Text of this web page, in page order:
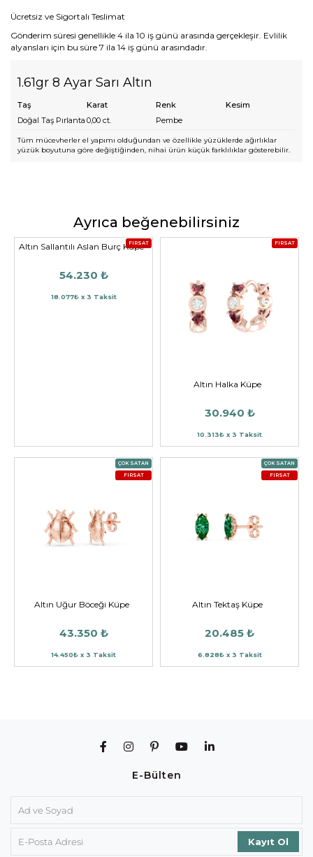
Ücretsiz ve Sigortalı Teslimat
Gönderim süresi genellikle 4 ila 10 iş günü arasında gerçekleşir. Evlilik
alyansları için bu süre 7 ila 14 iş günü arasındadır.
1.61gr 8 Ayar Sarı Altın
Taş Karat Renk
Kesim
Doğal Taş Pırlanta 0,00 ct. Pembe
Tüm mücevherler el yapımı olduğundan ve özellikle yüzüklerde ağırlıklar
yüzük boyutuna göre değiştiğinden, nihai ürün küçük farklılıklar gösterebilir.
Ayrıca beğenebilirsiniz
FIRSAT
Altın Sallantılı Aslan Burç Küpe
54.230 ₺
18.077₺ x 3 Taksit
FIRSAT
Altın Halka Küpe
30.940 ₺
10.313₺ x 3 Taksit
ÇOK SATAN
FIRSAT
Altın Uğur Böceği Küpe
43.350 ₺
14.450₺ x 3 Taksit
ÇOK SATAN
FIRSAT
Altın Tektaş Küpe
20.485 ₺
6.828₺ x 3 Taksit
E-Bülten